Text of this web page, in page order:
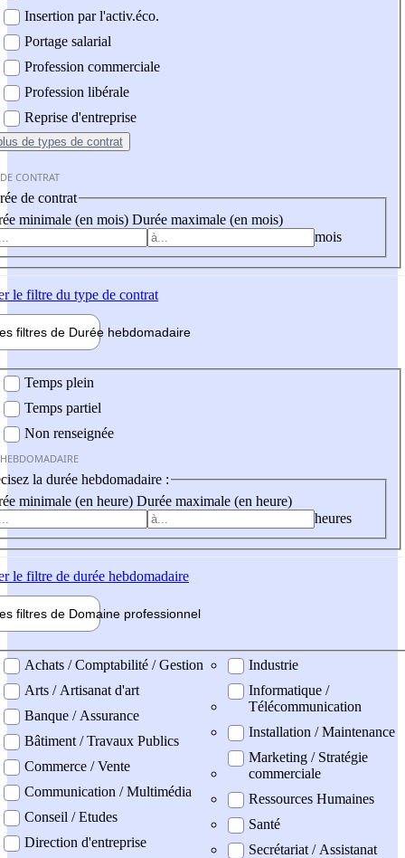
Insertion par l'activ.éco.
Portage salarial
Profession commerciale
Profession libérale
Reprise d'entreprise
de types de contrat
CONTRAT
de contrat
minimale (en mois) Durée maximale (en mois)
mois
le filtre du type de contrat
filtres de Durée hebdomadaire
Temps plein
Temps partiel
Non renseignée
la durée hebdomadaire :
minimale (en heure) Durée maximale (en heure)
heures
le filtre de durée hebdomadaire
filtres de Domaine professionnel
professionel
Achats / Comptabilité / Gestion
Arts / Artisanat d'art
Banque / Assurance
Bâtiment / Travaux Publics
Commerce / Vente
Communication / Multimédia
Conseil / Etudes
Direction d'entreprise
Industrie
Informatique /
Télécommunication
Installation / Maintenance
Marketing / Stratégie
commerciale
Ressources Humaines
Santé
Secrétariat / Assistanat